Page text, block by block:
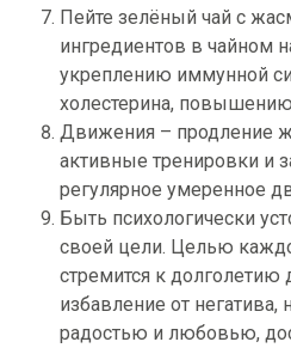
Пейте зелёный чай с
ингредиентов в чайном
укреплению иммунной
холестерина, повышению
Движения – продление
активные тренировки и
регулярное умеренное
Быть психологически
своей цели. Целью
стремится к долголетию
избавление от
радостью и любовью,